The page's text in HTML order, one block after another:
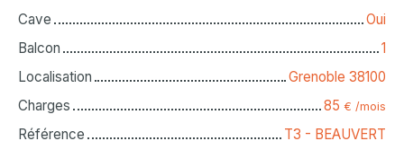
Cave
Oui
Balcon
1
Localisation
Grenoble 38100
Charges
85 € /mois
Référence T3 - BEAUVERT